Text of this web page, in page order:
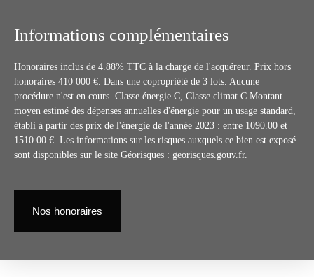
Informations complémentaires
Honoraires inclus de 4.88% TTC à la charge de l'acquéreur. Prix hors
honoraires 410 000 €. Dans une copropriété de 3 lots. Aucune
procédure n'est en cours. Classe énergie C, Classe climat C Montant
moyen estimé des dépenses annuelles d'énergie pour un usage standard,
établi à partir des prix de l'énergie de l'année 2023 : entre 1090.00 et
1510.00 €. Les informations sur les risques auxquels ce bien est exposé
sont disponibles sur le site Géorisques : georisques.gouv.fr.
Nos honoraires